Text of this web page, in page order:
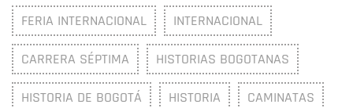
FERIA INTERNACIONAL INTERNACIONAL
CARRERA SÉPTIMA HISTORIAS BOGOTANAS
HISTORIA DE BOGOTÁ HISTORIA CAMINATAS